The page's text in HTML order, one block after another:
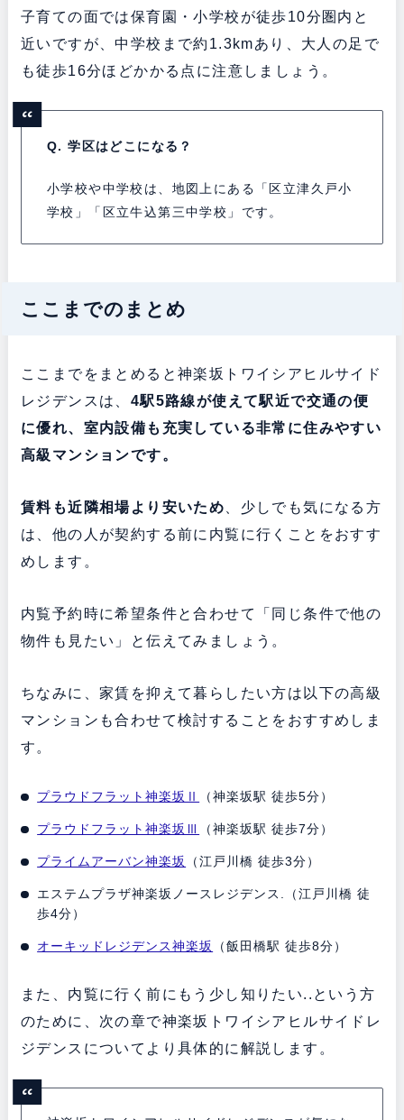
子育ての面では保育園・小学校が徒歩10分圏内と
近いですが、中学校まで約1.3kmあり、大人の足で
も徒歩16分ほどかかる点に注意しましょう。
Q. 学区はどこになる？
小学校や中学校は、地図上にある「区立津久戸小
学校」「区立牛込第三中学校」です。
ここまでのまとめ
ここまでをまとめると神楽坂トワイシアヒルサイド
レジデンスは、 4駅5路線が使えて駅近で交通の便
に優れ、室内設備も充実している非常に住みやすい
高級マンションです。
賃料も近隣相場より安いため 、少しでも気になる方
は、他の人が契約する前に内覧に行くことをおすす
めします。
内覧予約時に希望条件と合わせて「同じ条件で他の
物件も見たい」と伝えてみましょう。
ちなみに、家賃を抑えて暮らしたい方は以下の高級
マンションも合わせて検討することをおすすめしま
す。
プラウドフラット神楽坂Ⅱ （神楽坂駅 徒歩5分）
プラウドフラット神楽坂Ⅲ （神楽坂駅 徒歩7分）
プライムアーバン神楽坂 （江戸川橋 徒歩3分）
エステムプラザ神楽坂ノースレジデンス.（江戸川橋 徒
歩4分）
オーキッドレジデンス神楽坂 （飯田橋駅 徒歩8分）
また、内覧に行く前にもう少し知りたい..という方
のために、次の章で神楽坂トワイシアヒルサイドレ
ジデンスについてより具体的に解説します。